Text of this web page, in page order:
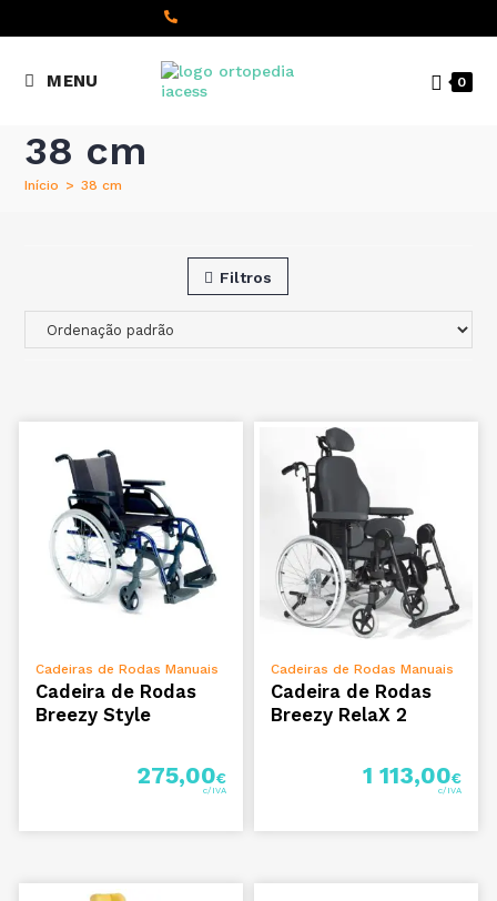
Chamada para a rede fixa
MENU 0
38 cm
Início > 38 cm
Filtros
VER OPÇÕES
Cadeiras de Rodas Manuais
Cadeira de Rodas
Breezy Style
275,00€
VER OPÇÕES
Cadeiras de Rodas Manuais
Cadeira de Rodas
Breezy RelaX 2
1 113,00€